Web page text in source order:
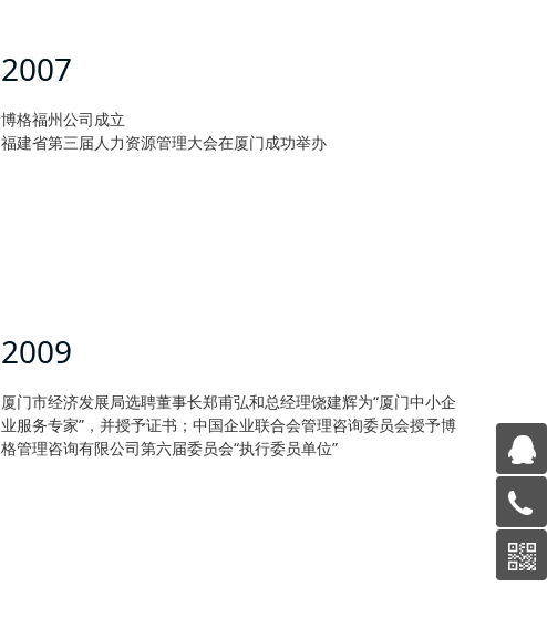
2007
博格福州公司成立
福建省第三届人力资源管理大会在厦门成功举办
2009
厦门市经济发展局选聘董事长郑甫弘和总经理饶建辉为“厦门中小企
业服务专家”，并授予证书；中国企业联合会管理咨询委员会授予博
格管理咨询有限公司第六届委员会“执行委员单位”